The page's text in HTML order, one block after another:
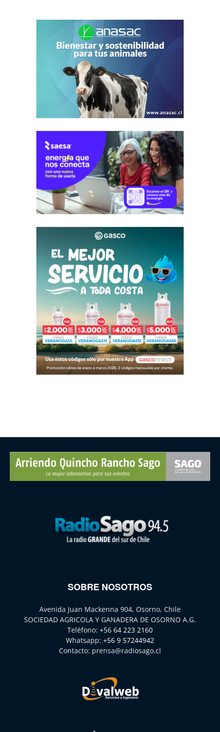
SOBRE NOSOTROS
Avenida Juan Mackenna 904, Osorno, Chile
SOCIEDAD AGRICOLA Y GANADERA DE OSORNO A.G.
Teléfono: +56 64 223 2160
Whatsapp: +56 9 57244942
Contacto: prensa@radiosago.cl